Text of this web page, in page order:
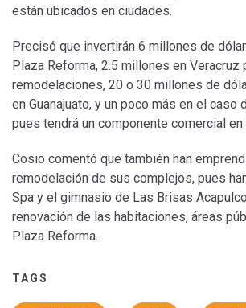
están ubicados en ciudades.
Precisó que invertirán 6 millones de
Plaza Reforma, 2.5 millones en Veracruz
remodelaciones, 20 o 30 millones de
en Guanajuato, y un poco más en el caso
pues tendrá un componente comercial en
Cosio comentó que también han
remodelación de sus complejos, pues
Spa y el gimnasio de Las Brisas
renovación de las habitaciones, áreas
Plaza Reforma.
TAGS